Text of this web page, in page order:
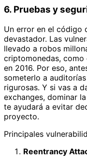
6. Pruebas y
Un error en el código
devastador. Las
llevado a robos
criptomonedas,
en 2016. Por eso,
someterlo a
rigurosas. Y si vas a
exchanges, dominar la
te ayudará a evitar
proyecto.
Principales
Reentrancy